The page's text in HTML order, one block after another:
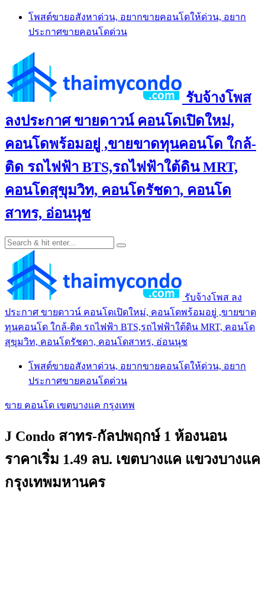
Skip
content
โพสต์ขายอสังหาด่วน, อยากขายคอนโดให้ด่วน, อยาก
ประกาศขายคอนโดด่วน
รับจ้างโพส
ลงประกาศ ขายดาวน์ คอนโดเปิดใหม่,
คอนโดพร้อมอยู่ ,ขายขาดทุนคอนโด ใกล้-
ติด รถไฟฟ้า BTS,รถไฟฟ้าใต้ดิน MRT,
คอนโดสุขุมวิท, คอนโดรัชดา, คอนโด
สาทร, อ่อนนุช
รับจ้างโพส ลง
ประกาศ ขายดาวน์ คอนโดเปิดใหม่, คอนโดพร้อมอยู่ ,ขายขาด
ทุนคอนโด ใกล้-ติด รถไฟฟ้า BTS,รถไฟฟ้าใต้ดิน MRT, คอนโด
สุขุมวิท, คอนโดรัชดา, คอนโดสาทร, อ่อนนุช
โพสต์ขายอสังหาด่วน, อยากขายคอนโดให้ด่วน, อยาก
ประกาศขายคอนโดด่วน
ขาย คอนโด เขตบางแค กรุงเทพ
J Condo สาทร-กัลปพฤกษ์ 1 ห้องนอน
ราคาเริ่ม 1.49 ลบ. เขตบางแค แขวงบางแค
กรุงเทพมหานคร